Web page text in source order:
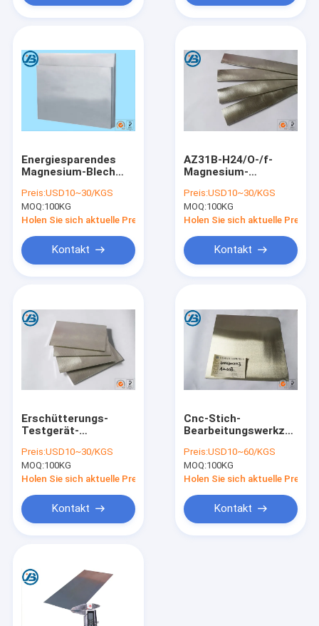
Magnesium-Legierungs-Blatt
Magnesium Legierungs-Stange
Magnesium-Legierungs-Rohr
Magnesium-Körnchen
Legierung des Magnesiums seltene Erd
Magnesium-Grillanzünder
Magnesium-Verdrängung
Magnesiummetallpulver
Energiesparendes
Magnesium-Blech
AM80 ZM2 ME20M
AZ63 AZ91 AZ31
Preis:USD10~30/KGS
MOQ:100KG
Holen Sie sich aktuelle Preis
Kontakt
AZ31B-H24/O-/f-
Magnesium-
Magnesium-
Werkzeugausstattungs-
Platte für das heiße
Preis:USD10~30/KGS
MOQ:100KG
Holen Sie sich aktuelle Preis
Kontakt
Erschütterungs-
Testgerät-
Legierungs-Blatt
AZ31 AZ61 AZ91
WE43 ZK61
Preis:USD10~30/KGS
MOQ:100KG
Holen Sie sich aktuelle Preis
Kontakt
Cnc-Stich-
Legierung
Druckguss-Blatt
0.3mm
Preis:USD10~60/KGS
MOQ:100KG
Holen Sie sich aktuelle Preis
Kontakt